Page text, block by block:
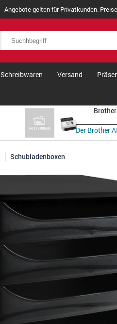
Angebote gelten für Privatkunden.
Schreibwaren Versand
Der Brother
Schubladenboxen